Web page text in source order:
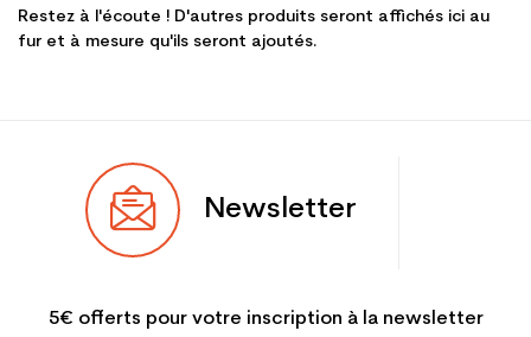
Restez à l'écoute ! D'autres produits seront affichés ici au
fur et à mesure qu'ils seront ajoutés.
Newsletter
5€ offerts pour votre inscription à la newsletter